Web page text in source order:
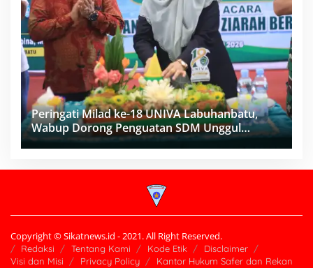
Peringati Milad ke-18 UNIVA Labuhanbatu,
Wabup Dorong Penguatan SDM Unggul
Menuju Indonesia Emas 2045
Copyright © Sikatnews.id - 2021. All Right Reserved.
Redaksi Tentang Kami Kode Etik
Disclaimer
Visi dan Misi
Privacy Policy Kantor Hukum Safer dan Rekan